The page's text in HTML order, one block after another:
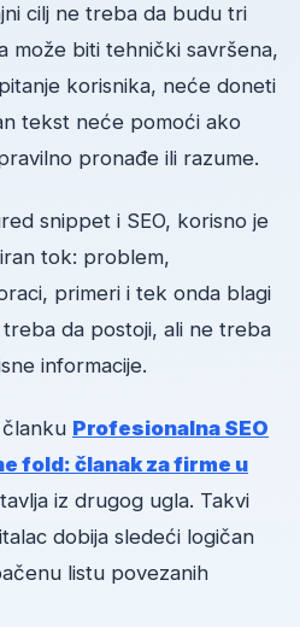
cilj ne treba da budu tri
može biti tehnički savršena,
korisnika, neće doneti
tekst neće pomoći ako
pronađe ili razume.
snippet i SEO, korisno je
tok: problem,
primeri i tek onda blagi
da postoji, ali ne treba
informacije.
Profesionalna SEO
fold: članak za firme u
iz drugog ugla. Takvi
dobija sledeći logičan
listu povezanih